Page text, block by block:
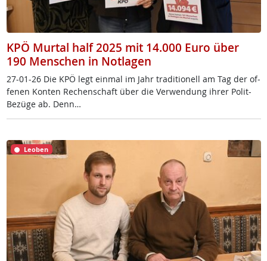
KPÖ Murtal half 2025 mit 14.000 Euro über
190 Menschen in Notlagen
27-01-26 Die KPÖ legt ein­mal im Jahr tra­di­tio­nell am Tag der of­
fe­nen Kon­ten Re­chen­schaft über die Ver­wen­dung ih­rer Po­lit-
Be­zü­ge ab. Denn…
Leoben